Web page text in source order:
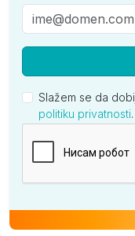
Slažem se da
politiku privatnosti.